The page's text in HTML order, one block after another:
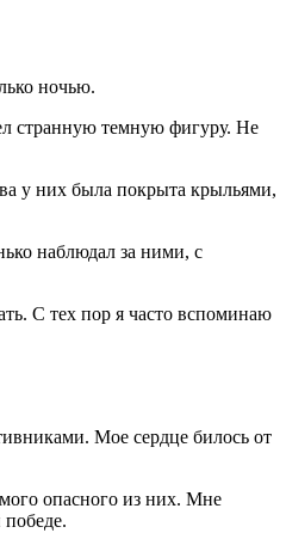
ночью.
странную темную фигуру. Не
у них была покрыта крыльями,
наблюдал за ними, с
С тех пор я часто вспоминаю
Мое сердце билось от
опасного из них. Мне